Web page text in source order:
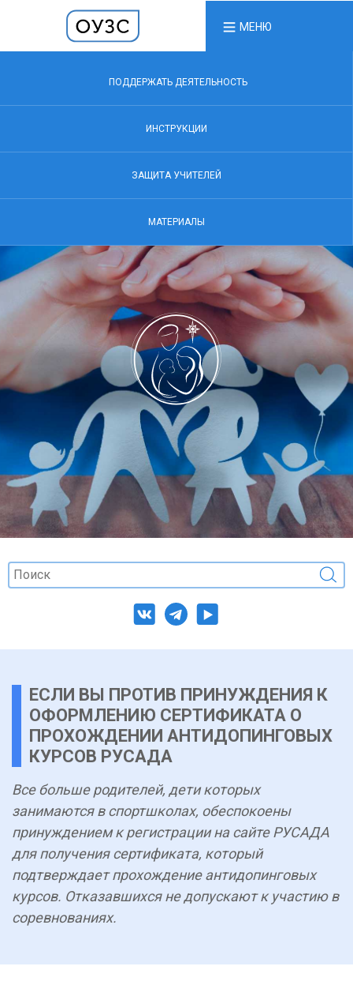
МЕНЮ
ПОДДЕРЖАТЬ ДЕЯТЕЛЬНОСТЬ
ИНСТРУКЦИИ
ЗАЩИТА УЧИТЕЛЕЙ
МАТЕРИАЛЫ
ЕСЛИ ВЫ ПРОТИВ ПРИНУЖДЕНИЯ К
ОФОРМЛЕНИЮ СЕРТИФИКАТА О
ПРОХОЖДЕНИИ АНТИДОПИНГОВЫХ
КУРСОВ РУСАДА
Все больше родителей, дети которых
занимаются в спортшколах, обеспокоены
принуждением к регистрации на сайте РУСАДА
для получения сертификата, который
подтверждает прохождение антидопинговых
курсов. Отказавшихся не допускают к участию в
соревнованиях.